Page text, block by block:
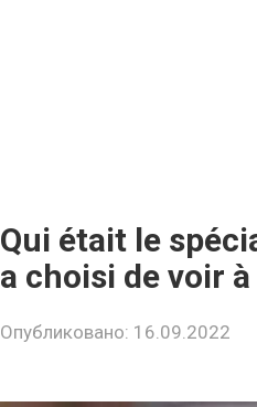
Qui était le
a choisi de voir à
Опубликовано: 16.09.2022